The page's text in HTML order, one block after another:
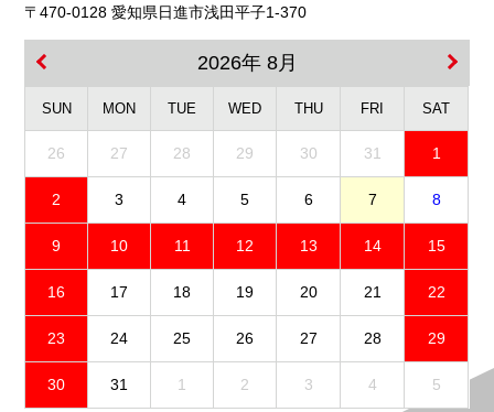
〒470-0128 愛知県日進市浅田平子1-370
2026年 8月
SUN MON TUE WED THU FRI SAT
26 27 28 29 30 31 1
2 3 4 5 6 7 8
9 10 11 12 13 14 15
16 17 18 19 20 21 22
23 24 25 26 27 28 29
30 31 1 2 3 4 5